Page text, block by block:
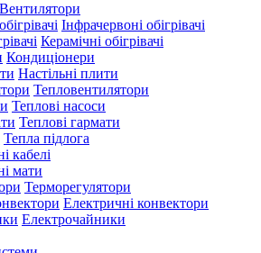
Вентилятори
Інфрачервоні обігрівачі
Керамічні обігрівачі
Кондиціонери
Настільні плити
Тепловентилятори
Теплові насоси
Теплові гармати
Тепла підлога
кабелі
мати
Терморегулятори
Електричні конвектори
Електрочайники